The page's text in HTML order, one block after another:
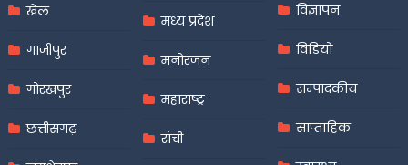
खेल
गाजीपुर
गोरखपुर
छत्तीसगढ़
मध्य प्रदेश
मनोरंजन
महाराष्ट्र
रांची
विज्ञापन
विडियो
सम्पादकीय
साप्ताहिक